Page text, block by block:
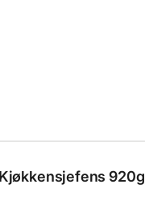
920g